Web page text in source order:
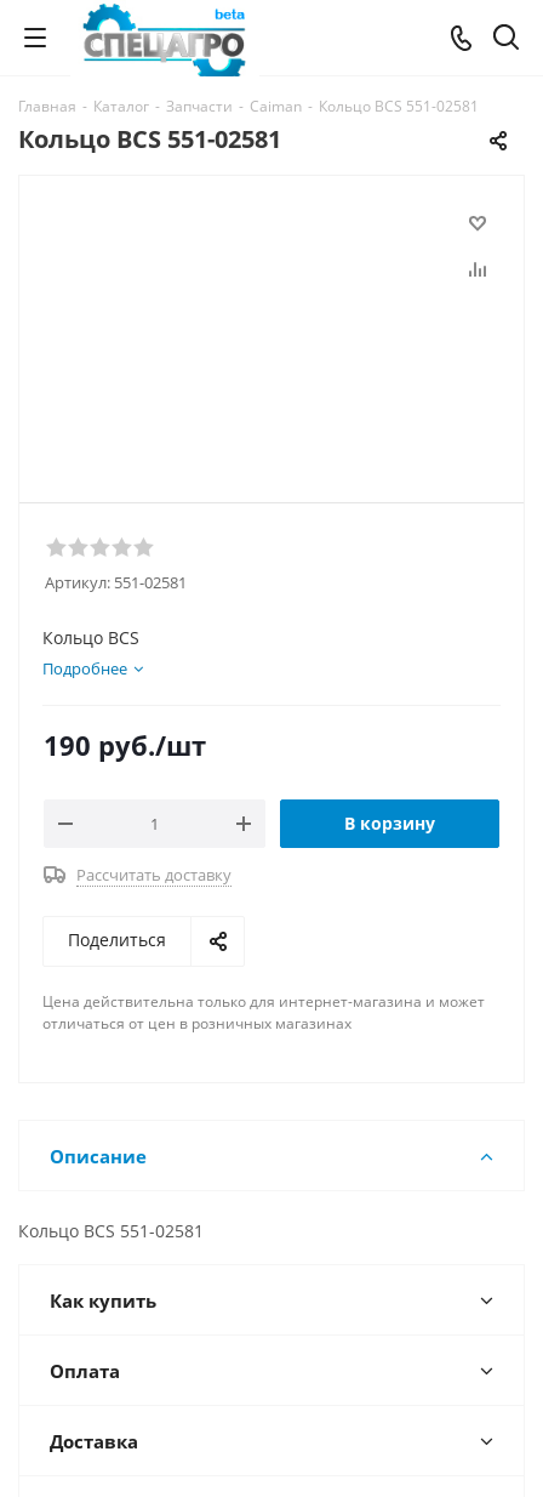
Главная - Каталог - Запчасти - Caiman - Кольцо BCS 551-02581
Кольцо BCS 551-02581
Артикул: 551-02581
Кольцо BCS
Подробнее
190 руб./шт
В корзину
Рассчитать доставку
Поделиться
Цена действительна только для интернет-магазина и может
отличаться от цен в розничных магазинах
Описание
Кольцо BCS 551-02581
Как купить
Оплата
Доставка